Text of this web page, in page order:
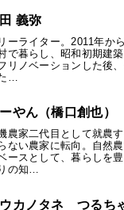
義弥
ーライター。2011年か
で暮らし、昭和初期建
リノベーションした後
…
やん（橋口創也）
農家二代目として就農
ない農家に転向。自然
ースとして、暮らしを
の知…
ウカノタネ つるち